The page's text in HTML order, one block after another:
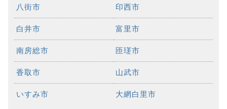
八街市 印西市
白井市 富里市
南房総市 匝瑳市
香取市 山武市
いすみ市 大網白里市